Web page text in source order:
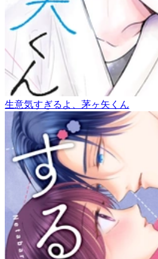
生意気すぎるよ、茅ヶ矢くん